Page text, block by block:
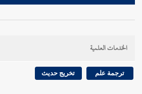
الخدمات العلمية
ترجمة علم تخريج حديث